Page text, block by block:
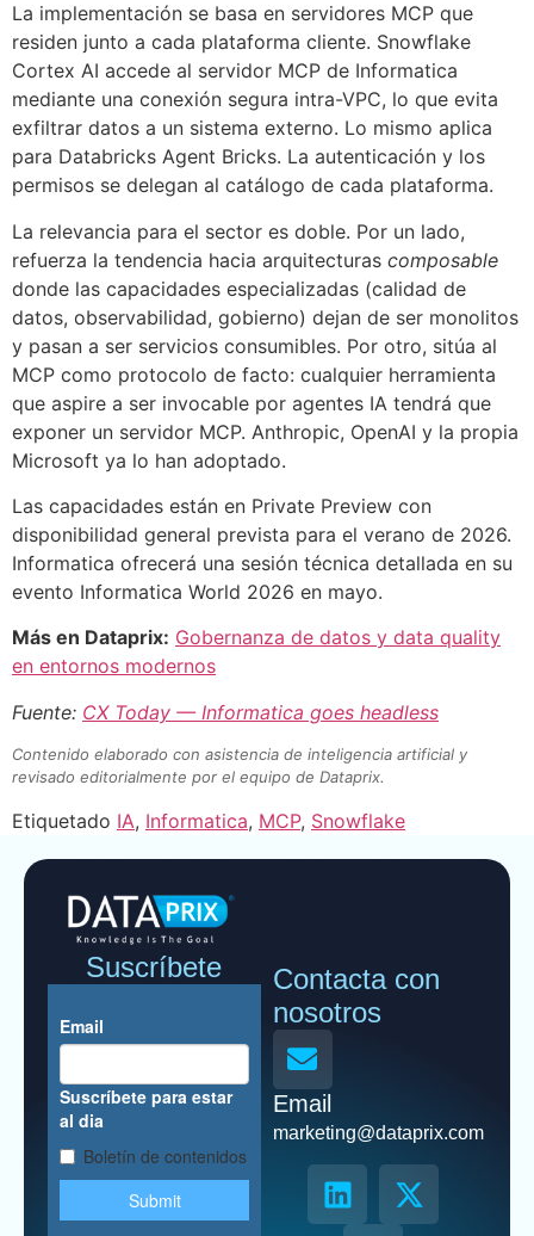
La implementación se basa en servidores MCP que
residen junto a cada plataforma cliente. Snowflake
Cortex AI accede al servidor MCP de Informatica
mediante una conexión segura intra-VPC, lo que evita
exfiltrar datos a un sistema externo. Lo mismo aplica
para Databricks Agent Bricks. La autenticación y los
permisos se delegan al catálogo de cada plataforma.
La relevancia para el sector es doble. Por un lado,
refuerza la tendencia hacia arquitecturas composable
donde las capacidades especializadas (calidad de
datos, observabilidad, gobierno) dejan de ser monolitos
y pasan a ser servicios consumibles. Por otro, sitúa al
MCP como protocolo de facto: cualquier herramienta
que aspire a ser invocable por agentes IA tendrá que
exponer un servidor MCP. Anthropic, OpenAI y la propia
Microsoft ya lo han adoptado.
Las capacidades están en Private Preview con
disponibilidad general prevista para el verano de 2026.
Informatica ofrecerá una sesión técnica detallada en su
evento Informatica World 2026 en mayo.
Más en Dataprix: Gobernanza de datos y data quality
en entornos modernos
Fuente: CX Today — Informatica goes headless
Contenido elaborado con asistencia de inteligencia artificial y
revisado editorialmente por el equipo de Dataprix.
Etiquetado IA, Informatica, MCP, Snowflake
Suscríbete
Contacta con
nosotros
Email
marketing@dataprix.com